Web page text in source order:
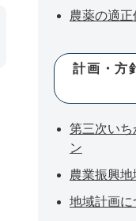
農薬の適
計画・方
第三次いち
ン
農業振興
地域計画に